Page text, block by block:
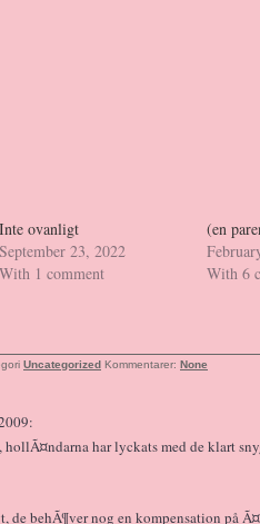
Inte ovanligt
September 23, 2022
With 1 comment
(en
With 6
Uncategorized Kommentarer: None
har lyckats med de klart
de behÃ¶ver nog en kompensation på